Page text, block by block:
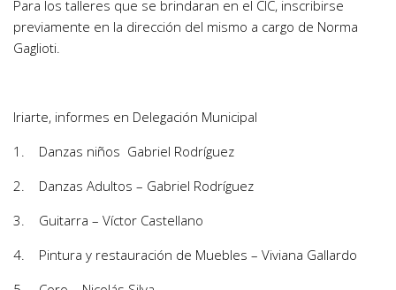
Para los talleres que se brindaran en el CIC, inscribirse
previamente en la dirección del mismo a cargo de Norma
Gaglioti.
Iriarte, informes en Delegación Municipal
1. Danzas niños Gabriel Rodríguez
2. Danzas Adultos – Gabriel Rodríguez
3. Guitarra – Víctor Castellano
4. Pintura y restauración de Muebles – Viviana Gallardo